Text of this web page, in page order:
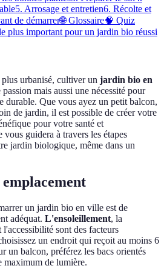
5. Arrosage et entretien6. Récolte et
de démarrer🌐 Glossaire🧠 Quiz
plus important pour un jardin bio réussi
urbanisé, cultiver un jardin bio en
mais aussi une nécessité pour
durable. Que vous ayez un petit balcon,
de jardin, il est possible de créer votre
pour votre santé et
guidera à travers les étapes
jardin biologique, même dans un
un jardin bio en ville est de
adéquat. L'ensoleillement, la
sont des facteurs
un endroit qui reçoit au moins 6
un balcon, préférez les bacs orientés
maximum de lumière.